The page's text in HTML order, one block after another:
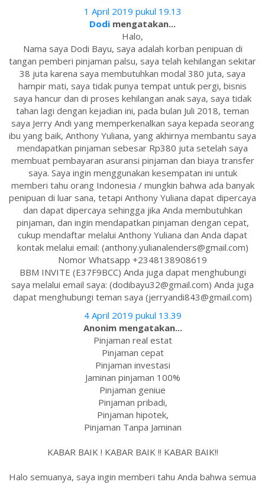
1 April 2019 pukul 19.13
Dodi mengatakan...
Halo,
Nama saya Dodi Bayu, saya adalah korban penipuan di
tangan pemberi pinjaman palsu, saya telah kehilangan sekitar
38 juta karena saya membutuhkan modal 380 juta, saya
hampir mati, saya tidak punya tempat untuk pergi, bisnis
saya hancur dan di proses kehilangan anak saya, saya tidak
tahan lagi dengan kejadian ini, pada bulan Juli 2018, teman
saya Jerry Andi yang memperkenalkan saya kepada seorang
ibu yang baik, Anthony Yuliana, yang akhirnya membantu saya
mendapatkan pinjaman sebesar Rp380 juta setelah saya
membuat pembayaran asuransi pinjaman dan biaya transfer
saya. Saya ingin menggunakan kesempatan ini untuk
memberi tahu orang Indonesia / mungkin bahwa ada banyak
penipuan di luar sana, tetapi Anthony Yuliana dapat dipercaya
dan dapat dipercaya sehingga jika Anda membutuhkan
pinjaman, dan ingin mendapatkan pinjaman dengan cepat,
cukup mendaftar melalui Anthony Yuliana dan Anda dapat
kontak melalui email: (anthony.yulianalenders@gmail.com)
Nomor Whatsapp +2348138908619
BBM INVITE (E37F9BCC) Anda juga dapat menghubungi
saya melalui email saya: (dodibayu32@gmail.com) Anda juga
dapat menghubungi teman saya (jerryandi843@gmail.com)
4 April 2019 pukul 13.39
Anonim mengatakan...
Pinjaman real estat
Pinjaman cepat
Pinjaman investasi
Jaminan pinjaman 100%
Pinjaman geniue
Pinjaman pribadi,
Pinjaman hipotek,
Pinjaman Tanpa Jaminan
KABAR BAIK ! KABAR BAIK !! KABAR BAIK!!
Halo semuanya, saya ingin memberi tahu Anda bahwa semua